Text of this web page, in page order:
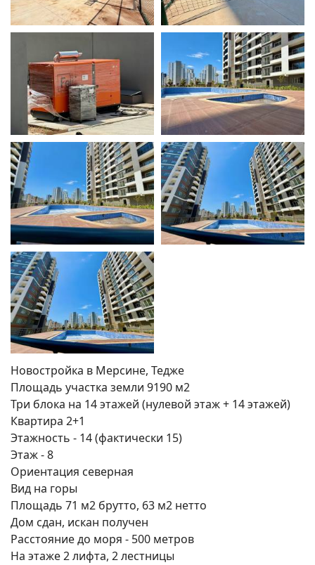
Новостройка в Мерсине, Тедже
Площадь участка земли 9190 м2
Три блока на 14 этажей (нулевой этаж + 14 этажей)
Квартира 2+1
Этажность - 14 (фактически 15)
Этаж - 8
Ориентация северная
Вид на горы
Площадь 71 м2 брутто, 63 м2 нетто
Дом сдан, искан получен
Расстояние до моря - 500 метров
На этаже 2 лифта, 2 лестницы